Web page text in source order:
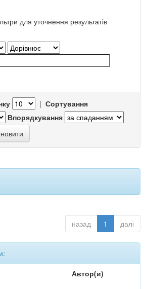
для уточнення результатів
| Сортування
Впорядкування
назад 1 далі
Автор(и)